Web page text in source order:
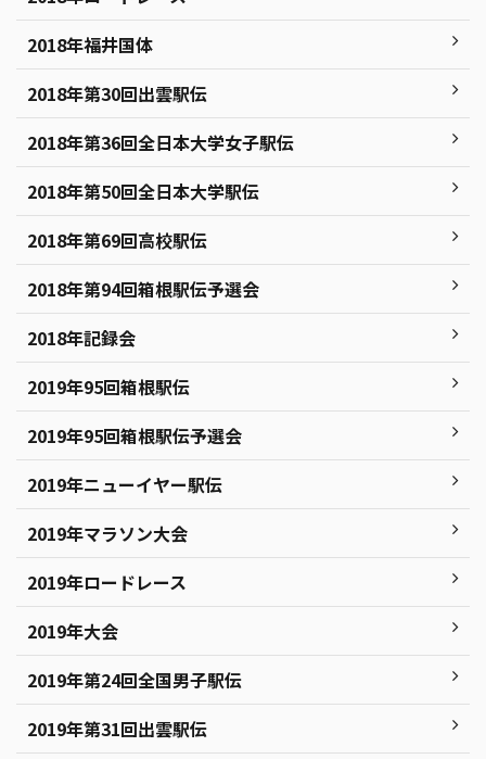
2018年福井国体
2018年第30回出雲駅伝
2018年第36回全日本大学女子駅伝
2018年第50回全日本大学駅伝
2018年第69回高校駅伝
2018年第94回箱根駅伝予選会
2018年記録会
2019年95回箱根駅伝
2019年95回箱根駅伝予選会
2019年ニューイヤー駅伝
2019年マラソン大会
2019年ロードレース
2019年大会
2019年第24回全国男子駅伝
2019年第31回出雲駅伝